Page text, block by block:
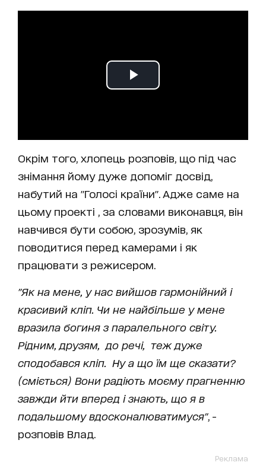
Окрім того, хлопець розповів, що під час
знімання йому дуже допоміг досвід,
набутий на "Голосі країни". Адже саме на
цьому проекті , за словами виконавця, він
навчився бути собою, зрозумів, як
поводитися перед камерами і як
працювати з режисером.
"Як на мене, у нас вийшов гармонійний і
красивий кліп. Чи не найбільше у мене
вразила богиня з паралельного світу.
Рідним, друзям, до речі, теж дуже
сподобався кліп. Ну а що їм ще сказати?
(сміється) Вони радіють моєму прагненню
завжди йти вперед і знають, що я в
подальшому вдосконалюватимуся", -
розповів Влад.
Реклама